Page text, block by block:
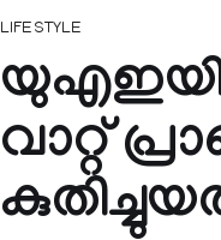
LIFESTYLE
വാറ്റ്